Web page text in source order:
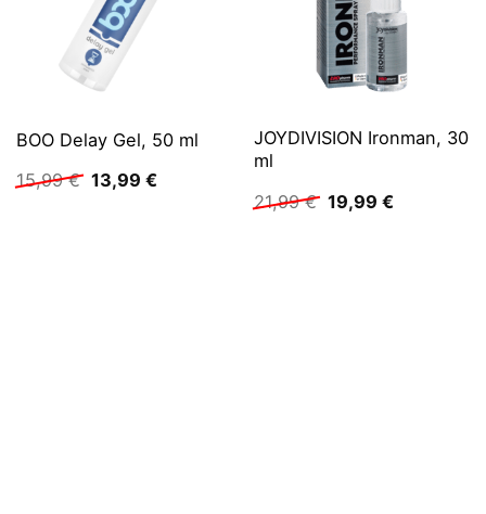
BOO Delay Gel, 50 ml
15,99€ Ursprünglicher
Preis
13,99 €Aktueller
JOYDIVISION Ironman, 30
ml
21,99€ Ursprünglicher
Preis
19,99 €Aktueller